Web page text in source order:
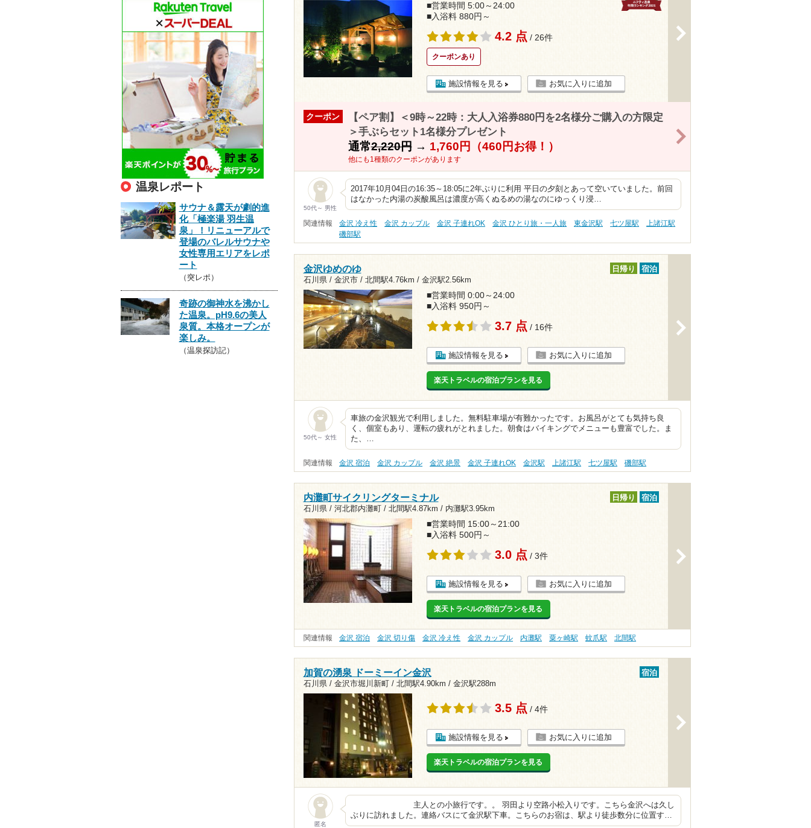
■営業時間 5:00～24:00
■入浴料 880円～
4.2 点 / 26件
クーポンあり
施設情報を見る お気に入りに追加
クーポン
【ペア割】＜9時～22時：大人入浴券880円を2名様分ご購入の方限定
＞手ぶらセット1名様分プレゼント
通常2,220円→ 1,760円（460円お得！）
他にも1種類のクーポンがあります
50代～ 男性
2017年10月04日の16:35～18:05に2年ぶりに利用 平日の夕刻とあって空いていました。前回
はなかった内湯の炭酸風呂は濃度が高くぬるめの湯なのにゆっくり浸…
関連情報 金沢 冷え性 金沢 カップル 金沢 子連れOK 金沢 ひとり旅・一人旅 東金沢駅 七ツ屋駅
上諸江駅
磯部駅
金沢ゆめのゆ
石川県 / 金沢市 / 北間駅4.76km / 金沢駅2.56km
日帰り 宿泊
■営業時間 0:00～24:00
■入浴料 950円～
3.7 点 / 16件
施設情報を見る お気に入りに追加
楽天トラベルの宿泊プランを見る
50代～ 女性
車旅の金沢観光で利用しました。無料駐車場が有難かったです。お風呂がとても気持ち良
く、個室もあり、運転の疲れがとれました。朝食はバイキングでメニューも豊富でした。ま
た、…
関連情報 金沢 宿泊 金沢 カップル 金沢 絶景 金沢 子連れOK 金沢駅 上諸江駅 七ツ屋駅 磯部駅
内灘町サイクリングターミナル
石川県 / 河北郡内灘町 / 北間駅4.87km / 内灘駅3.95km
日帰り 宿泊
■営業時間 15:00～21:00
■入浴料 500円～
3.0 点 / 3件
施設情報を見る お気に入りに追加
楽天トラベルの宿泊プランを見る
関連情報 金沢 宿泊 金沢 切り傷 金沢 冷え性 金沢 カップル 内灘駅 粟ヶ崎駅 蚊爪駅 北間駅
加賀の湧泉 ドーミーイン金沢
石川県 / 金沢市堀川新町 / 北間駅4.90km / 金沢駅288m
宿泊
3.5 点 / 4件
施設情報を見る お気に入りに追加
楽天トラベルの宿泊プランを見る
匿名
主人との小旅行です。。 羽田より空路小松入りです。こちら金沢へは久し
ぶりに訪れました。連絡バスにて金沢駅下車。こちらのお宿は、駅より徒歩数分に位置す…
温泉レポート
サウナ＆露天が劇的進
化「極楽湯 羽生温
泉」！リニューアルで
登場のバレルサウナや
女性専用エリアをレポ
ート
（突レポ）
奇跡の御神水を沸かし
た温泉。pH9.6の美人
泉質。本格オープンが
楽しみ。
（温泉探訪記）